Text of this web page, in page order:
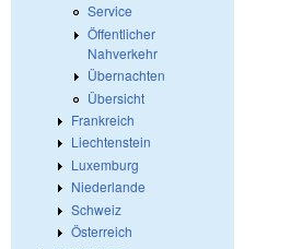
Service
Öffentlicher
Nahverkehr
Übernachten
Übersicht
Frankreich
Liechtenstein
Luxemburg
Niederlande
Schweiz
Österreich